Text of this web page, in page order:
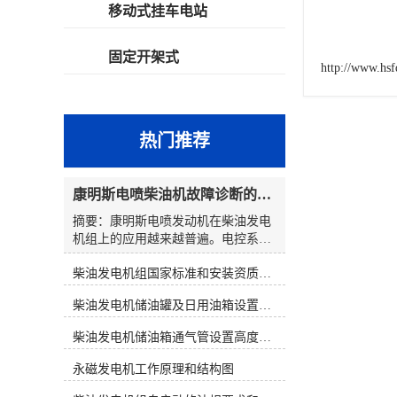
http://
移动式挂车电站
固定开架式
热门推荐
康明斯电喷柴油机故障诊断的解决思路
摘要：康明斯电喷发动机在柴油发电
机组上的应用越来越普遍。电控系统
在提高柴油发电机组性能的同时，也
使发动机的故障诊断变得复杂起来。
码，大多数都能判明故障可能发生的
原因和部位。然而，在对发电机组维
修时，若仅仅靠故障代码寻找故障，
往往会出现判断上的失误。因此，在
对电控发电机组进行维修时应综合分
柴油发电机组国家标准和安装资质要求
柴油发电机储油罐及日用油箱设置要求
柴油发电机储油箱通气管设置高度和做法
永磁发电机工作原理和结构图